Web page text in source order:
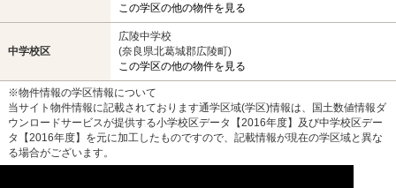
この学区の他の物件を見る
中学校区
広陵中学校
(奈良県北葛城郡広陵町)
この学区の他の物件を見る
※物件情報の学区情報について
当サイト物件情報に記載されております通学区域(学区)情報は、国土数値情報ダ
ウンロードサービスが提供する小学校区データ【2016年度】及び中学校区デー
タ【2016年度】を元に加工したものですので、記載情報が現在の学区域と異な
る場合がございます。